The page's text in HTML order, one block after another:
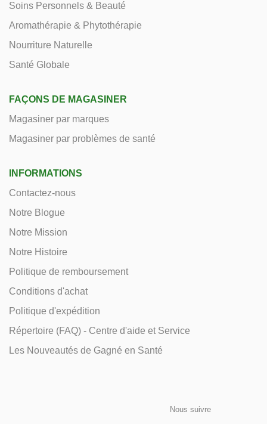
Soins Personnels & Beauté
Aromathérapie & Phytothérapie
Nourriture Naturelle
Santé Globale
FAÇONS DE MAGASINER
Magasiner par marques
Magasiner par problèmes de santé
INFORMATIONS
Contactez-nous
Notre Blogue
Notre Mission
Notre Histoire
Politique de remboursement
Conditions d'achat
Politique d'expédition
Répertoire (FAQ) - Centre d'aide et Service
Les Nouveautés de Gagné en Santé
Nous suivre